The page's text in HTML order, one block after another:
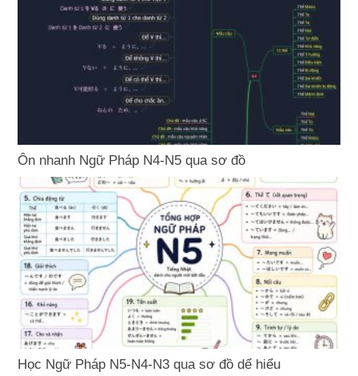
Ôn nhanh Ngữ Pháp N4-N5 qua sơ đồ
Học Ngữ Pháp N5-N4-N3 qua sơ đồ dể hiểu